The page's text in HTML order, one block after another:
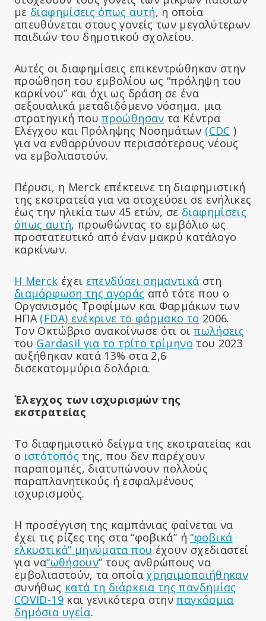
με διαφημίσεις όπως αυτή, η οποία
απευθύνεται στους γονείς των μεγαλύτερων
παιδιών του δημοτικού σχολείου.
Αυτές οι διαφημίσεις επικεντρώθηκαν στην
προώθηση του εμβολίου ως “πρόληψη του
καρκίνου” και όχι ως δράση σε ένα
σεξουαλικά μεταδιδόμενο νόσημα, μια
στρατηγική πουπροώθησαν τα Κέντρα
Ελέγχου και Πρόληψης Νοσημάτων (CDC )
για να ενθαρρύνουν περισσότερους νέους
να εμβολιαστούν.
Πέρυσι, η Merck επέκτεινε τη διαφημιστική
της εκστρατεία για να στοχεύσει σε ενήλικες
έως την ηλικία των 45 ετών, σε διαφημίσεις
όπως αυτή, προωθώντας το εμβόλιο ως
προστατευτικό από έναν μακρύ κατάλογο
καρκίνων.
Η Merck έχει επενδύσει σημαντικά στη
διαμόρφωση της αγοράς από τότε που ο
Οργανισμός Τροφίμων και Φαρμάκων των
ΗΠΑ (FDA) ενέκρινε το φάρμακο το 2006.
Τον Οκτώβριο ανακοίνωσε ότι οιπωλήσεις
του Gardasil για το τρίτο τρίμηνο του 2023
αυξήθηκαν κατά 13% στα 2,6
δισεκατομμύρια δολάρια.
Έλεγχος των ισχυρισμών της
εκστρατείας
Το διαφημιστικό δείγμα της εκστρατείας και
ο ιστότοπός της, που δεν παρέχουν
παραπομπές, διατυπώνουν πολλούς
παραπλανητικούς ή εσφαλμένους
ισχυρισμούς.
Η προσέγγιση της καμπάνιας φαίνεται να
έχει τις ρίζες της στα “φοβικά” ή“φοβικά
ελκυστικά” μηνύματα που έχουν σχεδιαστεί
για να“ωθήσουν” τους ανθρώπους να
εμβολιαστούν, τα οποία χρησιμοποιήθηκαν
συνήθως κατά τη διάρκεια της πανδημίας
COVID-19και γενικότερα στηνπαγκόσμια
δημόσια υγεία.